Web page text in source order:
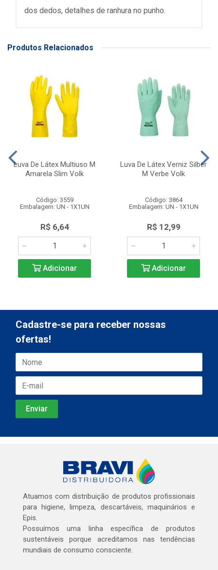
dos dedos, detalhes de ranhura no punho.
Produtos Relacionados
Luva De Látex Multiuso M
Amarela Slim Volk
Código: 3559
Embalagem: UN - 1X1UN
R$ 6,64
Adicionar
Luva De Látex Verniz Silber
M Verbe Volk
Código: 3864
Embalagem: UN - 1X1UN
R$ 12,99
Adicionar
Cadastre-se para receber nossas
ofertas!
Atuamos com distribuição de produtos profissionais
para higiene, limpeza, descartáveis, maquinários e
Epis.
Possuímos uma linha específica de produtos
sustentáveis porque acreditamos nas tendências
mundiais de consumo consciente.